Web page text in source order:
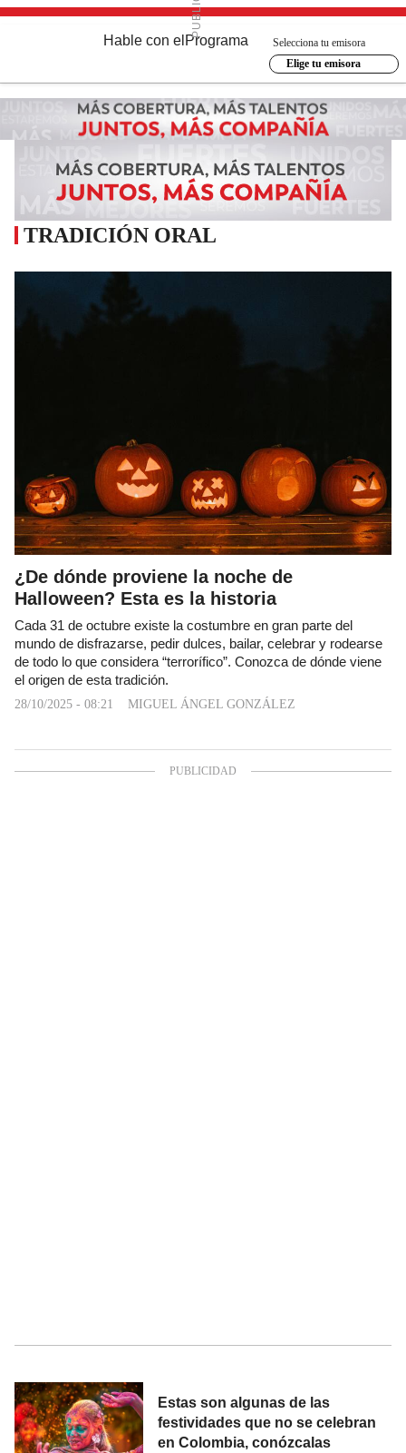
Hable con el Programa
Selecciona tu emisora
Elige tu emisora
TRADICIÓN ORAL
¿De dónde proviene la noche de
Halloween? Esta es la historia
Cada 31 de octubre existe la costumbre en gran parte del
mundo de disfrazarse, pedir dulces, bailar, celebrar y rodearse
de todo lo que considera “terrorífico”. Conozca de dónde viene
el origen de esta tradición.
28/10/2025 - 08:21 MIGUEL ÁNGEL GONZÁLEZ
Estas son algunas de las
festividades que no se celebran
en Colombia, conózcalas